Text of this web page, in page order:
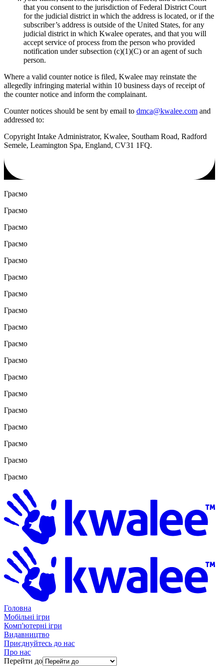
that you consent to the jurisdiction of Federal District Court
for the judicial district in which the address is located, or if the
subscriber’s address is outside of the United States, for any
judicial district in which Kwalee operates, and that you will
accept service of process from the person who provided
notification under subsection (c)(1)(C) or an agent of such
person.
Where a valid counter notice is filed, Kwalee may reinstate the
allegedly infringing material within 10 business days of receipt of
the counter notice and inform the complainant.
Counter notices should be sent by email to dmca@kwalee.com and
addressed to:
Copyright Intake Administrator, Kwalee, Southam Road, Radford
Semele, Leamington Spa, England, CV31 1FQ.
Граємо
Граємо
Граємо
Граємо
Граємо
Граємо
Граємо
Граємо
Граємо
Граємо
Граємо
Граємо
Граємо
Граємо
Граємо
Граємо
Граємо
Граємо
Головна
Мобільні ігри
Комп'ютерні ігри
Видавництво
Приєднуйтесь до нас
Про нас
Перейти до